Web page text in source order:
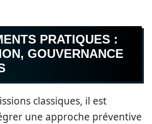
PRATIQUES :
GOUVERNANCE
classiques, il est
une approche préventive